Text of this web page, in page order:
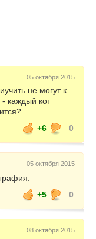
05 октября 2015
не могут к
каждый кот
+6
0
05 октября 2015
+5
0
08 октября 2015